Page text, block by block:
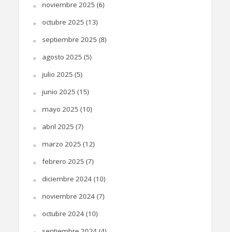
noviembre 2025 (6)
octubre 2025 (13)
septiembre 2025 (8)
agosto 2025 (5)
julio 2025 (5)
junio 2025 (15)
mayo 2025 (10)
abril 2025 (7)
marzo 2025 (12)
febrero 2025 (7)
diciembre 2024(10)
noviembre 2024(7)
octubre 2024(10)